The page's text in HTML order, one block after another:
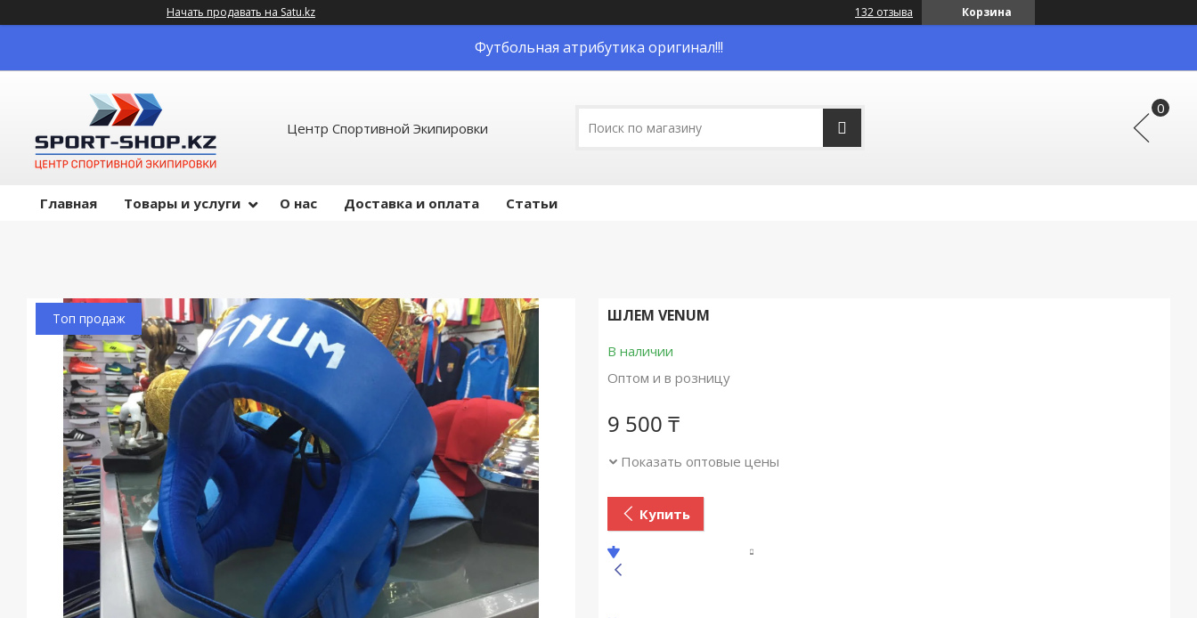
Начать продавать на Satu.kz Корзина
132 отзыва
Футбольная атрибутика оригинал!!!
Центр Спортивной Экипировки
Главная Товары и услуги О нас Доставка и оплата Статьи
Топ продаж ШЛЕМ VENUM
В наличии
Оптом и в розницу
9 500 ₸
Показать оптовые цены
Купить